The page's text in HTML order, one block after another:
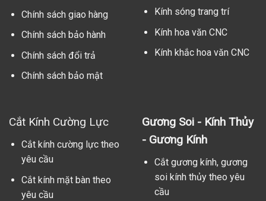
Chính sách giao hàng
Chính sách bảo hành
Chính sách đổi trả
Chính sách bảo mật
Kính sóng trang trí
Kính hoa văn CNC
Kính khắc hoa văn CNC
Cắt Kính Cường Lực
Cắt kính cường lực theo
yêu cầu
Cắt kính mặt bàn theo
yêu cầu
Gương Soi - Kính Thủy
- Gương Kính
Cắt gương kính, gương
soi kính thủy theo yêu
cầu